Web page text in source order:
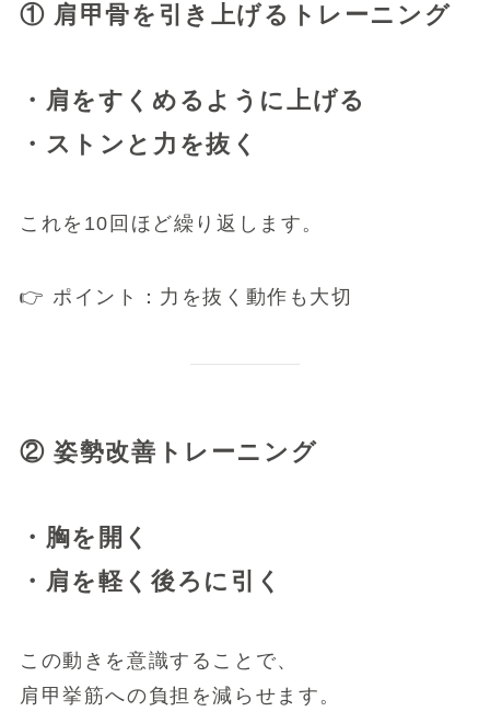
① 肩甲骨を引き上げるトレーニング
・肩をすくめるように上げる
・ストンと力を抜く
これを10回ほど繰り返します。
👉 ポイント：力を抜く動作も大切
② 姿勢改善トレーニング
・胸を開く
・肩を軽く後ろに引く
この動きを意識することで、
肩甲挙筋への負担を減らせます。